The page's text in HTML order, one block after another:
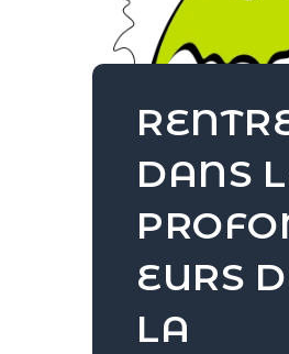
DANS
EURS
LA